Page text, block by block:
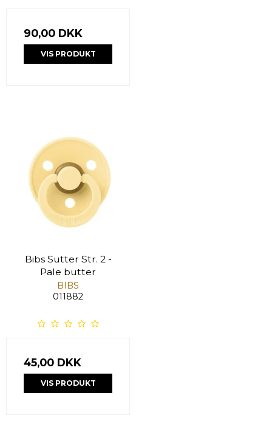
90,00 DKK
VIS PRODUKT
Bibs Sutter Str. 2 -
Pale butter
BIBS
011882
45,00 DKK
VIS PRODUKT